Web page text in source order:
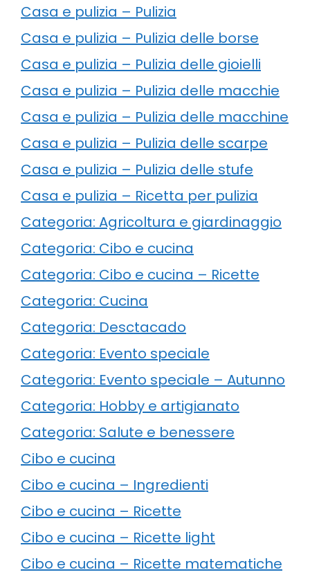
Casa e pulizia – Pulizia
Casa e pulizia – Pulizia delle borse
Casa e pulizia – Pulizia delle gioielli
Casa e pulizia – Pulizia delle macchie
Casa e pulizia – Pulizia delle macchine
Casa e pulizia – Pulizia delle scarpe
Casa e pulizia – Pulizia delle stufe
Casa e pulizia – Ricetta per pulizia
Categoria: Agricoltura e giardinaggio
Categoria: Cibo e cucina
Categoria: Cibo e cucina – Ricette
Categoria: Cucina
Categoria: Desctacado
Categoria: Evento speciale
Categoria: Evento speciale – Autunno
Categoria: Hobby e artigianato
Categoria: Salute e benessere
Cibo e cucina
Cibo e cucina – Ingredienti
Cibo e cucina – Ricette
Cibo e cucina – Ricette light
Cibo e cucina – Ricette matematiche